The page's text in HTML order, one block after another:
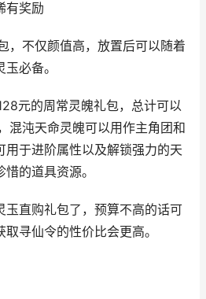
有奖励
，不仅颜值高，放置后可以随着
必备。
元的周常灵魄礼包，总计可以
混沌天命灵魄可以用作主角团和
用于进阶属性以及解锁强力的天
的道具资源。
玉直购礼包了，预算不高的话可
寻仙令的性价比会更高。